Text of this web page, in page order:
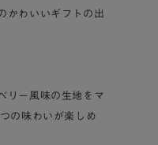
かわいいギフトの出
リー風味の生地をマ
の味わいが楽しめ